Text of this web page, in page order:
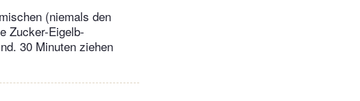
(niemals den
Zucker-Eigelb-
30 Minuten ziehen